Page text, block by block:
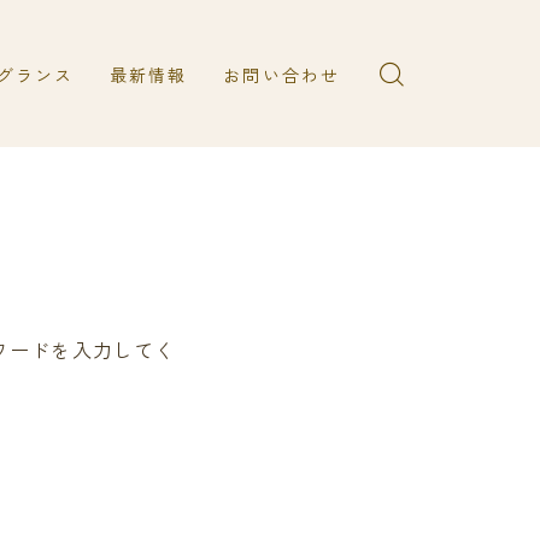
ランス 最新情報 お問い合わせ
ドを入力してく